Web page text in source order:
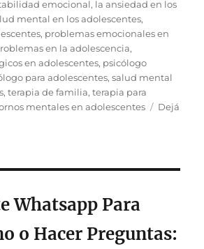
emocional, la ansiedad en los
mental en los adolescentes,
, problemas emocionales en
en la adolescencia,
en adolescentes, psicólogo
para adolescentes,salud mental
,terapia de familia,terapia para
mentales en adolescentes
Dejá
Whatsapp Para
o Hacer Preguntas: